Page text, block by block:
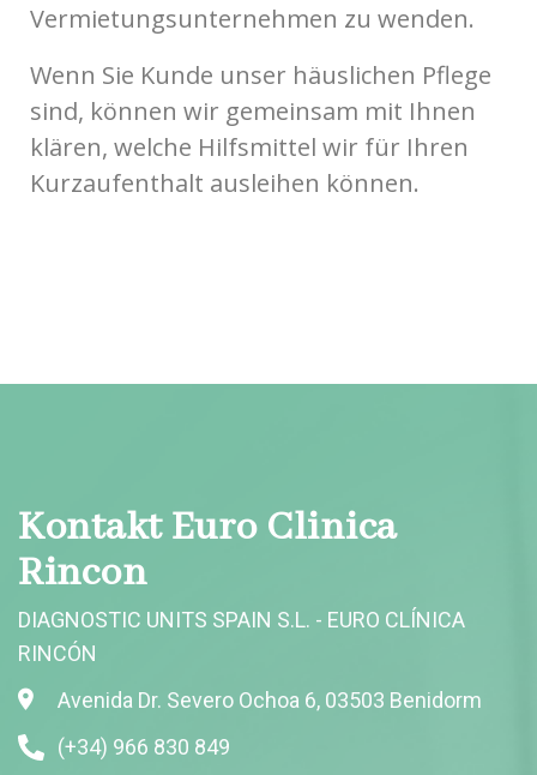
Vermietungsunternehmen zu wenden.
Wenn Sie Kunde unser häuslichen Pflege
sind, können wir gemeinsam mit Ihnen
klären, welche Hilfsmittel wir für Ihren
Kurzaufenthalt ausleihen können.
Kontakt Euro Clinica
Rincon
DIAGNOSTIC UNITS SPAIN S.L. - EURO CLÍNICA
RINCÓN
Avenida Dr. Severo Ochoa 6, 03503 Benidorm
(+34) 966 830 849